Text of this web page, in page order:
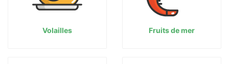
Volailles Fruits de mer